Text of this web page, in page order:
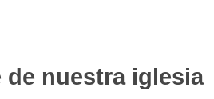
de nuestra iglesia